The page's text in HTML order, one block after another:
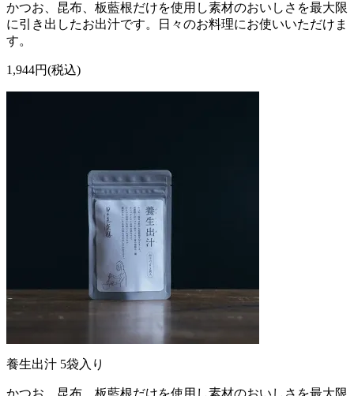
かつお、昆布、板藍根だけを使用し素材のおいしさを最大限
に引き出したお出汁です。日々のお料理にお使いいただけま
す。
1,944円(税込)
養生出汁 5袋入り
かつお、昆布、板藍根だけを使用し素材のおいしさを最大限